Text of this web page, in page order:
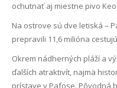
ochutnať aj miestne pivo Keo.
Na ostrove sú dve letiská –
prepravili 11,6 milióna
Okrem nádherných pláží a
ďalších atraktivít, najmä
prístave v Pafose. Pôvodná